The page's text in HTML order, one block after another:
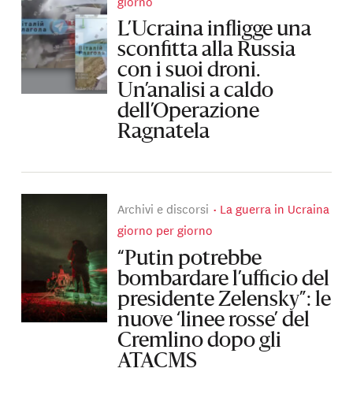
L’Ucraina infligge una
sconfitta alla Russia
con i suoi droni.
Un’analisi a caldo
dell’Operazione
Ragnatela
Archivi e discorsi
La guerra in Ucraina
giorno per giorno
“Putin potrebbe
bombardare l’ufficio del
presidente Zelensky”: le
nuove ‘linee rosse’ del
Cremlino dopo gli
ATACMS